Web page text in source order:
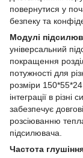
повернутися у
безпеку та
Модулі
універсальний
покращення
потужності для
розміри
інтеграції в
забезпечує
розсіюванню
підсилювача.
Частота